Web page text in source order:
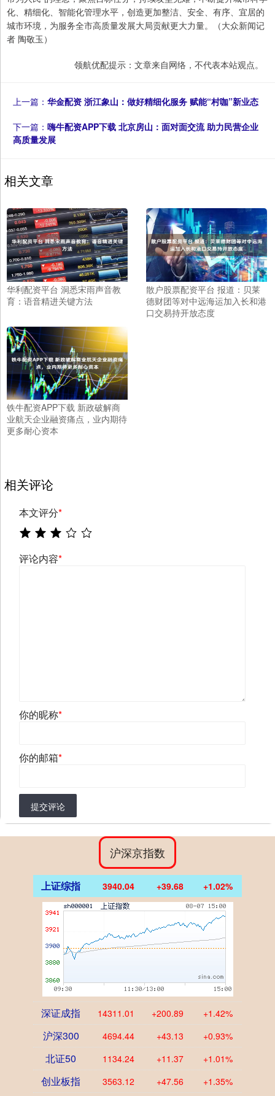
化、精细化、智能化管理水平，创造更加整洁、安全、有序、宜居的
城市环境，为服务全市高质量发展大局贡献更大力量。（大众新闻记
者 陶敬玉）
领航优配提示：文章来自网络，不代表本站观点。
上一篇： 华金配资 浙江象山：做好精细化服务 赋能“村咖”新业态
下一篇： 嗨牛配资APP下载 北京房山：面对面交流 助力民营企业
高质量发展
相关文章
华利配资平台 洞悉宋雨声音教
育：语音精进关键方法
散户股票配资平台 报道：贝莱
德财团等对中远海运加入长和港
口交易持开放态度
铁牛配资APP下载 新政破解商
业航天企业融资痛点，业内期待
更多耐心资本
相关评论
本文评分*
评论内容*
你的昵称*
你的邮箱*
提交评论
沪深京指数
上证综指 3940.04 +39.68 +1.02%
深证成指 14311.01 +200.89 +1.42%
沪深300 4694.44 +43.13 +0.93%
北证50 1134.24 +11.37 +1.01%
创业板指 3563.12 +47.56 +1.35%